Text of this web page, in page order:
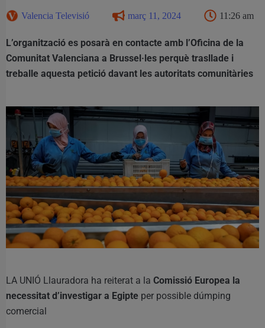
Valencia Televisió març 11, 2024 11:26 am
L’organització es posarà en contacte amb l’Oficina de la
Comunitat Valenciana a Brussel·les perquè trasllade i
treballe aquesta petició davant les autoritats comunitàries
LA UNIÓ Llauradora ha reiterat a la Comissió Europea la
necessitat d’investigar a Egipte per possible dúmping
comercial